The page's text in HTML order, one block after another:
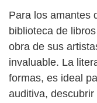
Para los amantes
biblioteca de
obra de sus
invaluable. La
formas, es ideal
auditiva,